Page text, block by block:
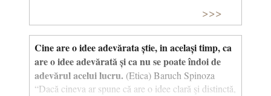
>>>
Cine are o idee adevărata știe, in același timp, ca
are o idee adevărată și ca nu se poate îndoi de
adevărul acelui lucru. (Etica) Baruch Spinoza
“Dacă cineva ar spune că are o idee clară şi distinctă,